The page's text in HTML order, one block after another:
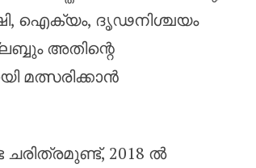
ഐക്യം, ദൃഢനിശ്ചയം
അതിന്റെ
മത്സരിക്കാൻ
2018 ൽ